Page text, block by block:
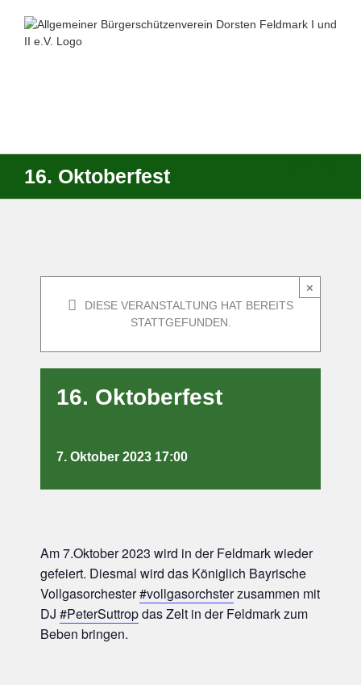
Inhalt
springen
16. Oktoberfest
×
DIESE VERANSTALTUNG HAT BEREITS
STATTGEFUNDEN.
16. Oktoberfest
7. Oktober 2023 17:00
Am 7.Oktober 2023 wird in der Feldmark wieder
gefeiert. Diesmal wird das Königlich Bayrische
Vollgasorchester#vollgasorchsterzusammen mit
DJ #PeterSuttropdas Zelt in der Feldmark zum
Beben bringen.